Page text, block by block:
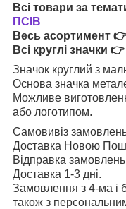
Всі товари за
ПСІВ
Весь асортимент
Всі круглі значки
Значок круглий з
Основа значка
Можливе
або логотипом.
Самовивіз
Доставка Новою
Відправка
Доставка 1-3 дні.
Замовлення з 4-ма і
також з